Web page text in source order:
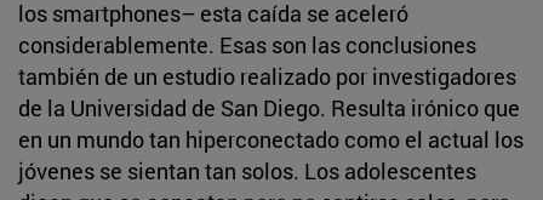
los smartphones– esta caída se aceleró
considerablemente. Esas son las conclusiones
también de un estudio realizado por investigadores
de la Universidad de San Diego. Resulta irónico que
en un mundo tan hiperconectado como el actual los
jóvenes se sientan tan solos. Los adolescentes